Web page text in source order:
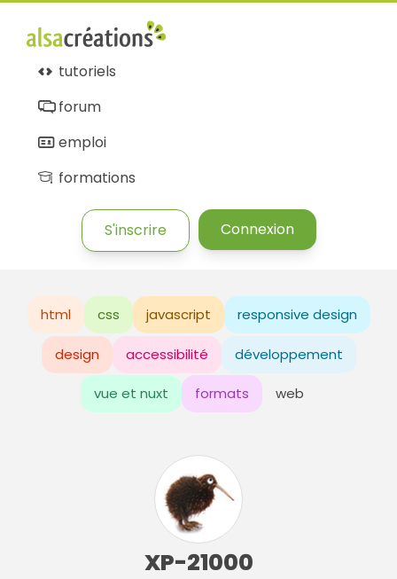
tutoriels
forum
emploi
formations
S'inscrire Connexion
html css javascript responsive design
design accessibilité développement
vue et nuxt formats web
XP-21000